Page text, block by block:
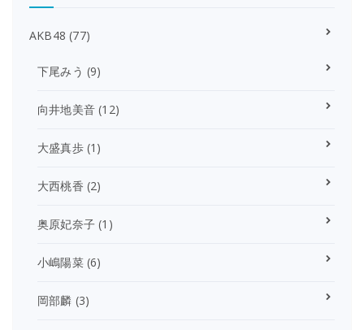
AKB48 (77)
下尾みう (9)
向井地美音 (12)
大盛真歩(1)
大西桃香 (2)
奥原妃奈子 (1)
小嶋陽菜(6)
岡部麟 (3)